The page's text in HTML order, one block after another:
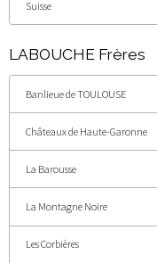
Suisse
LABOUCHE Frères
Banlieue de TOULOUSE
Châteaux de Haute-Garonne
La Barousse
La Montagne Noire
Les Corbières